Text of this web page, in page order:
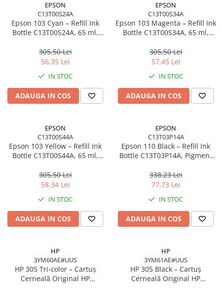
Procesoare Desktop
Stocare
HDD Interne
Memorii
Memorii Laptop
Memorii Flash
Stick-uri USB
Surse de Alimentare PC
Ventilatoare & Sisteme de Răcire
Ventilatoare & Sisteme de Răcire
Accesorii componente
Accesorii componente - altele
Accesorii Stocare
EPSON
C13T00S24A
Epson 103 Cyan – Refill Ink
Bottle C13T00S24A, 65 ml,
305,50 Lei
56,35 Lei
IN STOC
ADAUGA IN COS
EPSON
C13T00S34A
Epson 103 Magenta – Refill Ink
Bottle C13T00S34A, 65 ml,
305,50 Lei
57,45 Lei
IN STOC
ADAUGA IN COS
EPSON
C13T00S44A
Epson 103 Yellow – Refill Ink
Bottle C13T00S44A, 65 ml,
305,50 Lei
58,34 Lei
IN STOC
ADAUGA IN COS
EPSON
C13T03P14A
Epson 110 Black – Refill Ink
Bottle C13T03P14A, Pigment
338,23 Lei
77,73 Lei
IN STOC
ADAUGA IN COS
HP
3YM60AE#UUS
HP 305 Tri‑color – Cartuș
Cerneală Original HP
HP
3YM61AE#UUS
HP 305 Black – Cartuș
Cerneală Original HP